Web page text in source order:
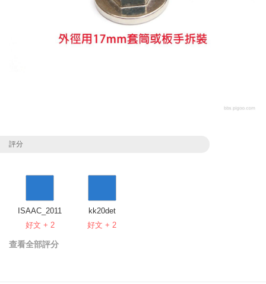
評分
ISAAC_2011
好文 + 2
kk20det
好文 + 2
查看全部評分